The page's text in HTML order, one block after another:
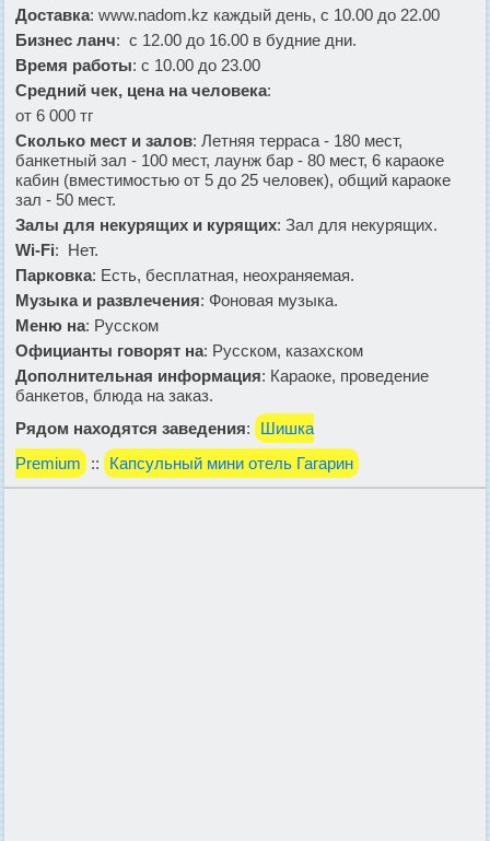
Доставка: www.nadom.kz каждый день, с 10.00 до 22.00
Бизнес ланч: с 12.00 до 16.00 в будние дни.
Время работы: с 10.00 до 23.00
Средний чек, цена на человека:
от 6 000 тг
Сколько мест и залов: Летняя терраса - 180 мест,
банкетный зал - 100 мест, лаунж бар - 80 мест, 6 караоке
кабин (вместимостью от 5 до 25 человек), общий караоке
зал - 50 мест.
Залы для некурящих и курящих: Зал для некурящих.
Wi-Fi: Нет.
Парковка: Есть, бесплатная, неохраняемая.
Музыка и развлечения: Фоновая музыка.
Меню на: Русском
Официанты говорят на: Русском, казахском
Дополнительная информация: Караоке, проведение
банкетов, блюда на заказ.
Рядом находятся заведения:
Шишка
Premium
:: Капсульный мини отель Гагарин